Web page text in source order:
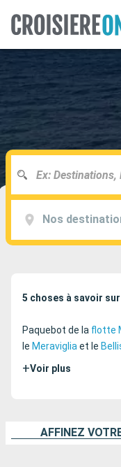
Nos
5 choses à savoir
Paquebot de la flotte
le Meraviglia et le
+Voir plus
AFFINEZ